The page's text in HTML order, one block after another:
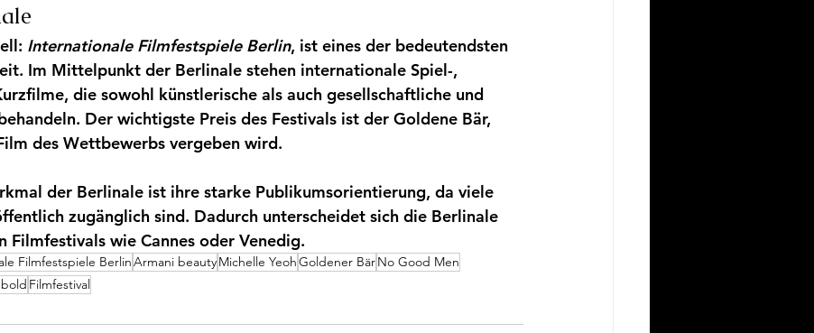
Internationale Filmfestspiele Berlin, ist eines der bedeutendsten
Im Mittelpunkt der Berlinale stehen internationale Spiel-,
die sowohl künstlerische als auch gesellschaftliche und
Der wichtigste Preis des Festivals ist der Goldene Bär,
des Wettbewerbs vergeben wird.
der Berlinale ist ihre starke Publikumsorientierung, da viele
zugänglich sind. Dadurch unterscheidet sich die Berlinale
Filmfestivals wie Cannes oder Venedig.
Filmfestspiele BerlinArmani beautyMichelle YeohGoldener BärNo Good Men
Filmfestival